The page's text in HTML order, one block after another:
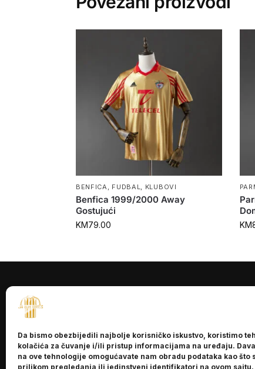
Da bismo obezbijedili najbolje korisničko iskustvo, koristimo
kolačića za čuvanje i/ili pristup informacijama na uređaju.
na ove tehnologije omogućavate nam obradu podataka kao što
prilikom pregledanja ili jedinstveni identifikatori na ovom
BENFICA FUDBAL KLUBOVI
Benfica 1999/2000 Away
Gostujući
KM79.00 KM
Kontakt